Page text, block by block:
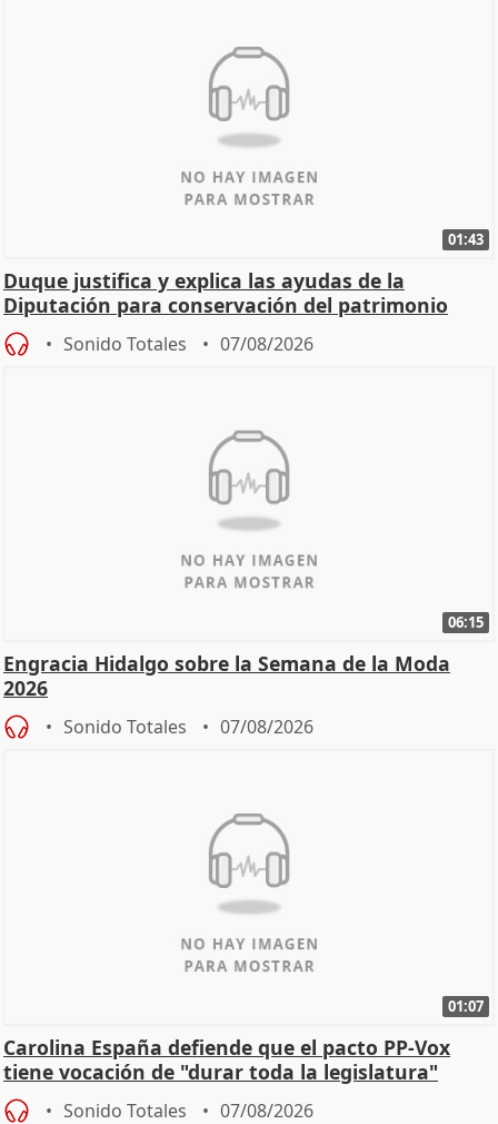
01:43
Duque justifica y explica las ayudas de la
Diputación para conservación del patrimonio
Sonido Totales 07/08/2026
06:15
Engracia Hidalgo sobre la Semana de la Moda
2026
Sonido Totales 07/08/2026
01:07
Carolina España defiende que el pacto PP-Vox
tiene vocación de "durar toda la legislatura"
Sonido Totales 07/08/2026